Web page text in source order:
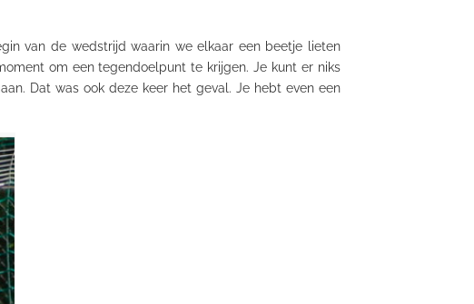
van de wedstrijd waarin we elkaar een beetje lieten
om een tegendoelpunt te krijgen. Je kunt er niks
Dat was ook deze keer het geval. Je hebt even een